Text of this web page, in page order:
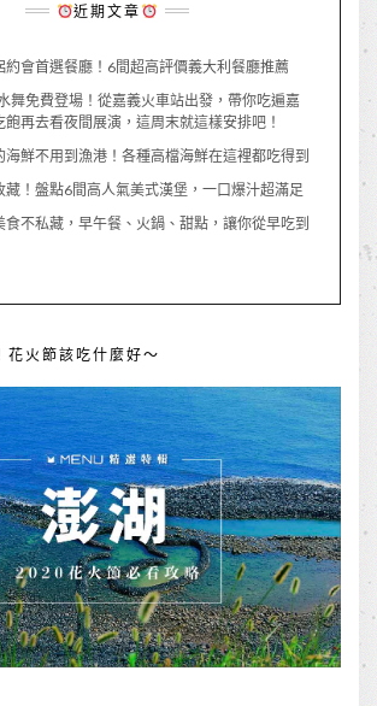
近期文章
約會首選餐廳！6間超高評價義大利餐廳推薦
舞免費登場！從嘉義火車站出發，帶你吃遍嘉
再去看夜間展演，這周末就這樣安排吧！
海鮮不用到漁港！各種高檔海鮮在這裡都吃得到
藏！盤點6間高人氣美式漢堡，一口爆汁超滿足
食不私藏，早午餐、火鍋、甜點，讓你從早吃到
花火節該吃什麼好～